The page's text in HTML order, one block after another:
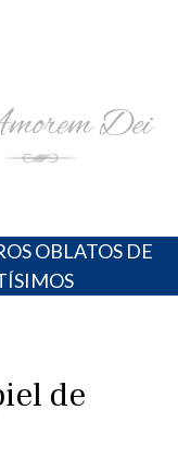
Marianas,
OBLATOS DE
de